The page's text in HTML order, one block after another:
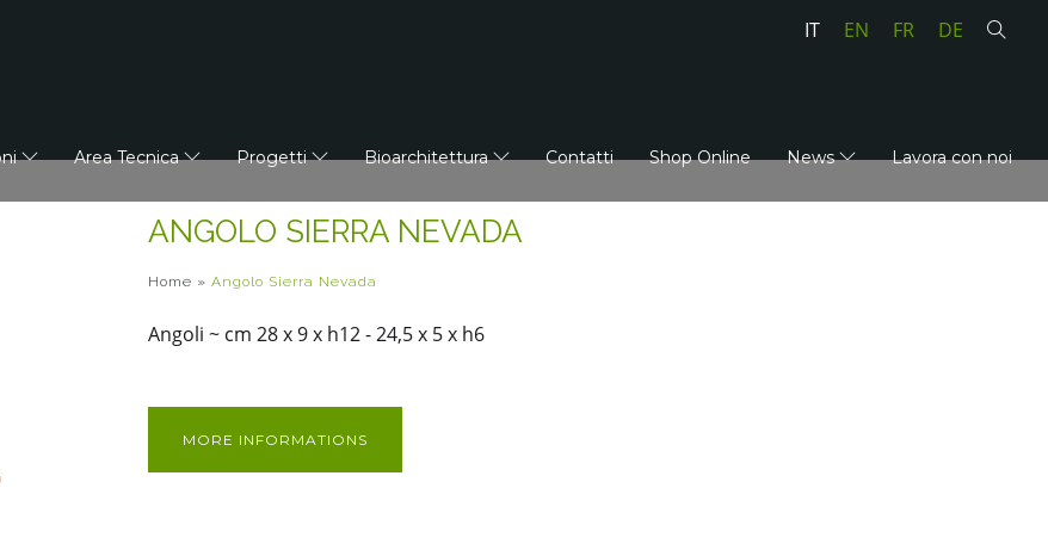
IT EN FR DE
Area Tecnica Progetti Bioarchitettura Contatti Shop Online News Lavora con noi
ANGOLO SIERRA NEVADA
Home » Angolo Sierra Nevada
Angoli ~ cm 28 x 9 x h12 - 24,5 x 5 x h6
MORE INFORMATIONS